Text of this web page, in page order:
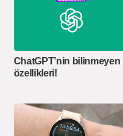
ChatGPT’nin bilinmeyen
özellikleri!